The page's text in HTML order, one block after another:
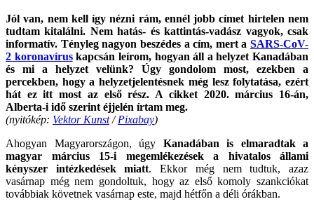
Jól van, nem kell így nézni rám, ennél jobb címet hirtelen nem
tudtam kitalálni. Nem hatás- és kattintás-vadász vagyok, csak
informatív. Tényleg nagyon beszédes a cím, mert a SARS-CoV-
2 koronavíruskapcsán leírom, hogyan áll a helyzet Kanadában
és mi a helyzet velünk? Úgy gondolom most, ezekben a
percekben, hogy a helyzetjelentésnek még lesz folytatása, ezért
hát ez itt most az első rész. A cikket 2020. március 16-án,
Alberta-i idő szerint éjjelén írtam meg.
(nyitókép: Vektor Kunst/Pixabay)
Ahogyan Magyarországon, úgy Kanadában is elmaradtak a
magyar március 15-i megemlékezések a hivatalos állami
kényszer intézkedések miatt. Ekkor még nem tudtuk, azaz
vasárnap még nem gondoltuk, hogy az első komoly szankciókat
továbbiak követnek vasárnap este, majd hétfőn a déli órákban.